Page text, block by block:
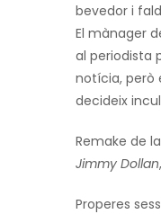
bevedor i
El mànager
al periodista
notícia, però
decideix
Remake de
Jimmy Dollan
Properes